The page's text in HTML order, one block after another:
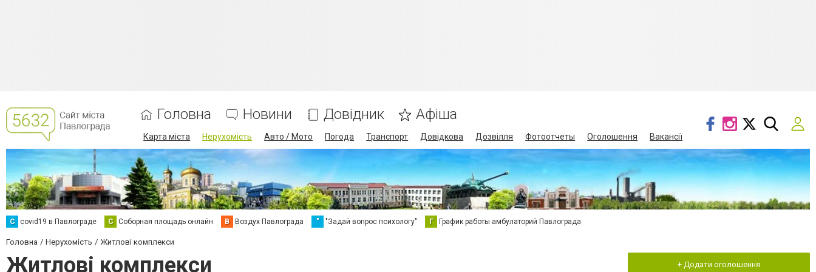
Головна Новини Довідник Афіша
Карта міста Нерухомість Авто / Мото Погода Транспорт Довідкова Дозвілля Фотоотчеты Оголошення Вакансії
C covid19 в Павлограде С Соборная площадь онлайн В Воздух Павлограда " "Задай вопрос психологу" Г График работы амбулаторий Павлограда
Головна Нерухомість Житлові комплекси
Житлові комплекси + Додати оголошення